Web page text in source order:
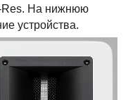
Res. На нижнюю
устройства.